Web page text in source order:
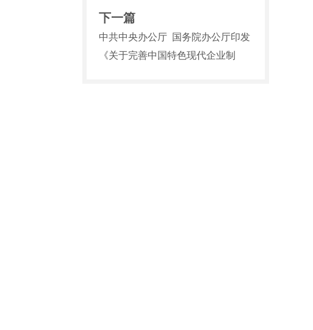
下一篇
中共中央办公厅 国务院办公厅印发
《关于完善中国特色现代企业制